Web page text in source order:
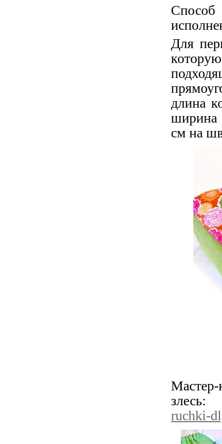
Для
длина
ширина
см на
Мастер-
ruchki-